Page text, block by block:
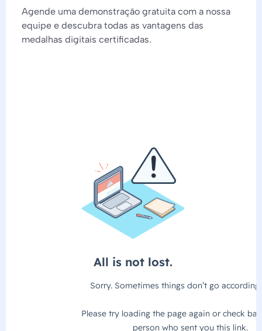
Agende uma demonstração gratuita com a nossa
equipe e descubra todas as vantagens das
medalhas digitais certificadas.